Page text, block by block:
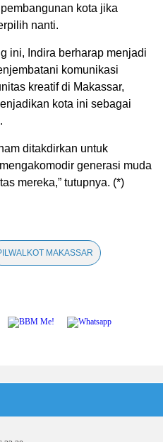
kota jika
nanti.
ini, Indira berharap menjadi
komunikasi
kreatif di Makassar,
kota ini sebagai
ditakdirkan untuk
generasi muda
mereka,” tutupnya. (*)
MAKASSAR